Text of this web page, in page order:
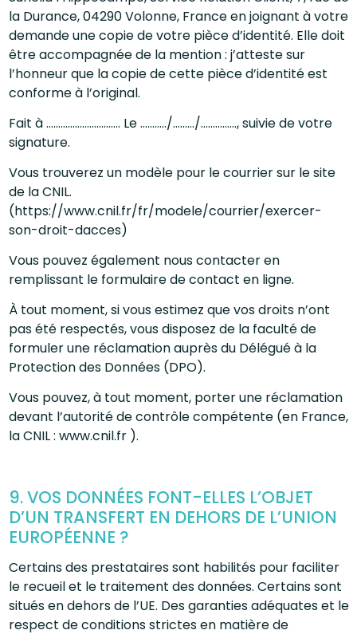
la Durance, 04290 Volonne, France en joignant à votre
demande une copie de votre pièce d’identité. Elle doit
être accompagnée de la mention : j’atteste sur
l’honneur que la copie de cette pièce d’identité est
conforme à l’original.
Fait à …………………………. Le ………../………/……………, suivie de votre
signature.
Vous trouverez un modèle pour le courrier sur le site
de la CNIL.
(https://www.cnil.fr/fr/modele/courrier/exercer-
son-droit-dacces)
Vous pouvez également nous contacter en
remplissant le formulaire de contact en ligne.
À tout moment, si vous estimez que vos droits n’ont
pas été respectés, vous disposez de la faculté de
formuler une réclamation auprès du Délégué à la
Protection des Données (DPO).
Vous pouvez, à tout moment, porter une réclamation
devant l’autorité de contrôle compétente (en France,
la CNIL : www.cnil.fr ).
9. VOS DONNÉES FONT-ELLES L’OBJET
D’UN TRANSFERT EN DEHORS DE L’UNION
EUROPÉENNE ?
Certains des prestataires sont habilités pour faciliter
le recueil et le traitement des données. Certains sont
situés en dehors de l’UE. Des garanties adéquates et le
respect de conditions strictes en matière de